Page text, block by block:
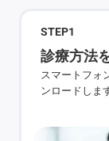
STEP1
診療方法
スマートフォ
ンロードしま